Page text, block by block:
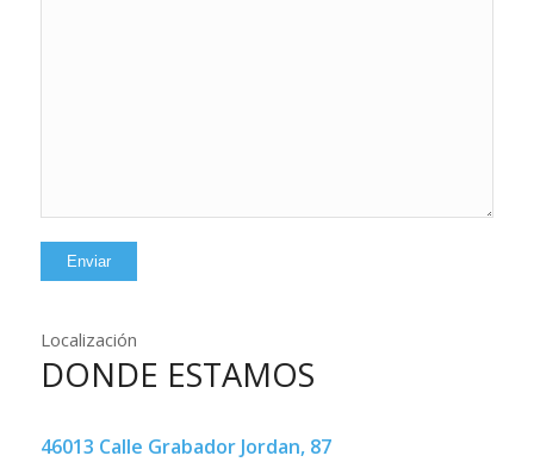
Localización
DONDE ESTAMOS
46013 Calle Grabador Jordan, 87